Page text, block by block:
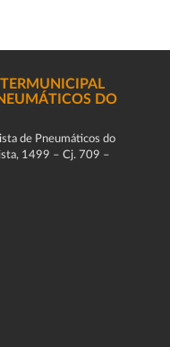
DO
de Pneumáticos do
1499 – Cj. 709 –